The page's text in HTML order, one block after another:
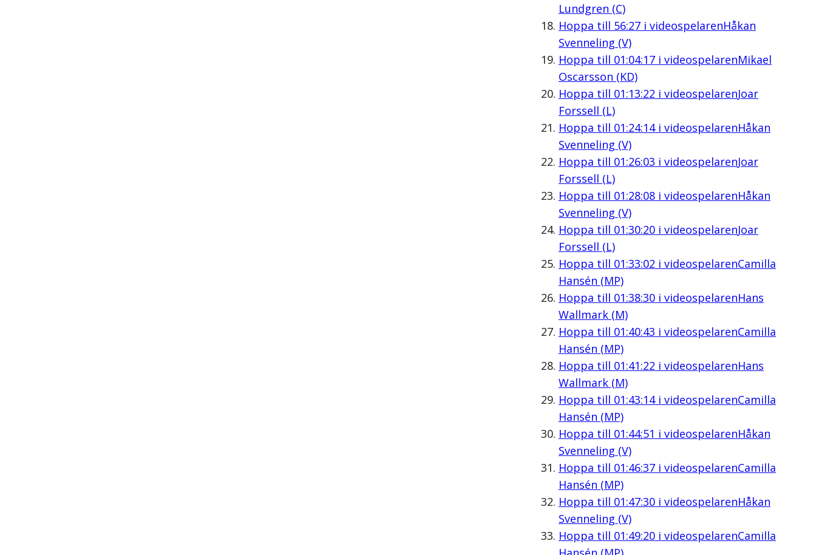
Lundgren (C)
Hoppa till 56:27i videospelarenHåkan
Svenneling (V)
Hoppa till 01:04:17i videospelarenMikael
Oscarsson (KD)
Hoppa till 01:13:22 i videospelarenJoar
Forssell (L)
Hoppa till 01:24:14i videospelarenHåkan
Svenneling (V)
Hoppa till 01:26:03 i videospelarenJoar
Forssell (L)
Hoppa till 01:28:08i videospelarenHåkan
Svenneling (V)
Hoppa till 01:30:20i videospelarenJoar
Forssell (L)
Hoppa till 01:33:02 i videospelarenCamilla
Hansén (MP)
Hoppa till 01:38:30i videospelarenHans
Wallmark (M)
Hoppa till 01:40:43 i videospelarenCamilla
Hansén (MP)
Hoppa till 01:41:22 i videospelarenHans
Wallmark (M)
Hoppa till 01:43:14i videospelarenCamilla
Hansén (MP)
Hoppa till 01:44:51 i videospelarenHåkan
Svenneling (V)
Hoppa till 01:46:37i videospelarenCamilla
Hansén (MP)
Hoppa till 01:47:30i videospelarenHåkan
Svenneling (V)
Hoppa till 01:49:20i videospelarenCamilla